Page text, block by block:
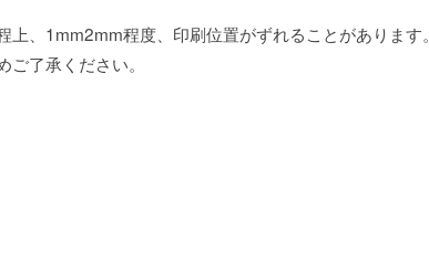
上、1mm2mm程度、印刷位置がずれることがあります。
ご了承ください。